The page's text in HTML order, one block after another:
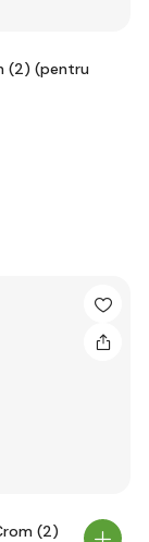
(2) (pentru
(2)